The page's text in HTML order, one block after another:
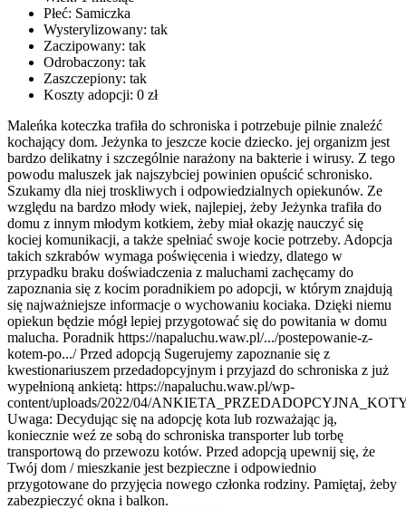
Płeć: Samiczka
Wysterylizowany: tak
Zaczipowany: tak
Odrobaczony: tak
Zaszczepiony: tak
Koszty adopcji: 0 zł
Maleńka koteczka trafiła do schroniska i potrzebuje pilnie znaleźć
kochający dom. Jeżynka to jeszcze kocie dziecko. jej organizm jest
bardzo delikatny i szczególnie narażony na bakterie i wirusy. Z tego
powodu maluszek jak najszybciej powinien opuścić schronisko.
Szukamy dla niej troskliwych i odpowiedzialnych opiekunów. Ze
względu na bardzo młody wiek, najlepiej, żeby Jeżynka trafiła do
domu z innym młodym kotkiem, żeby miał okazję nauczyć się
kociej komunikacji, a także spełniać swoje kocie potrzeby. Adopcja
takich szkrabów wymaga poświęcenia i wiedzy, dlatego w
przypadku braku doświadczenia z maluchami zachęcamy do
zapoznania się z kocim poradnikiem po adopcji, w którym znajdują
się najważniejsze informacje o wychowaniu kociaka. Dzięki niemu
opiekun będzie mógł lepiej przygotować się do powitania w domu
malucha. Poradnik https://napaluchu.waw.pl/.../postepowanie-z-
kotem-po.../ Przed adopcją Sugerujemy zapoznanie się z
kwestionariuszem przedadopcyjnym i przyjazd do schroniska z już
wypełnioną ankietą: https://napaluchu.waw.pl/wp-
content/uploads/2022/04/
Uwaga: Decydując się na adopcję kota lub rozważając ją,
koniecznie weź ze sobą do schroniska transporter lub torbę
transportową do przewozu kotów. Przed adopcją upewnij się, że
Twój dom / mieszkanie jest bezpieczne i odpowiednio
przygotowane do przyjęcia nowego członka rodziny. Pamiętaj, żeby
zabezpieczyć okna i balkon.